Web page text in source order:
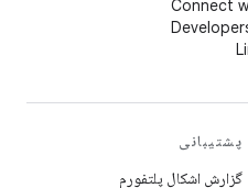
Connect
پشتیبانی
گزارش اشکال پلتفورم